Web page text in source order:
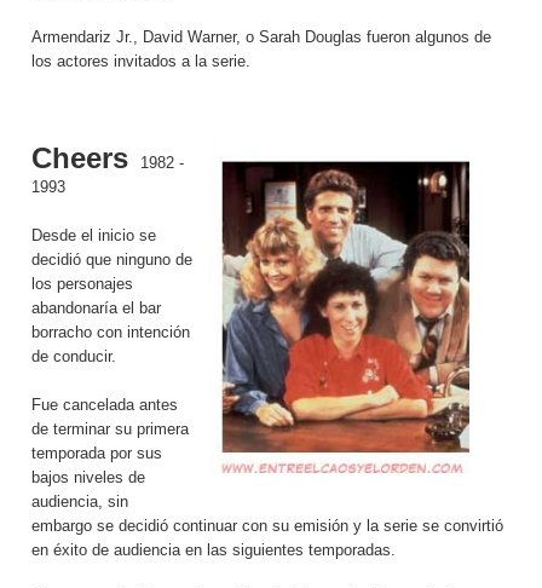
Armendariz Jr., David Warner, o Sarah Douglas fueron algunos de
los actores invitados a la serie.
Cheers
1982 -
1993
Desde el inicio se
decidió que ninguno de
los personajes
abandonaría el bar
borracho con intención
de conducir.
Fue cancelada antes
de terminar su primera
temporada por sus
bajos niveles de
audiencia, sin
embargo se decidió continuar con su emisión y la serie se convirtió
en éxito de audiencia en las siguientes temporadas.